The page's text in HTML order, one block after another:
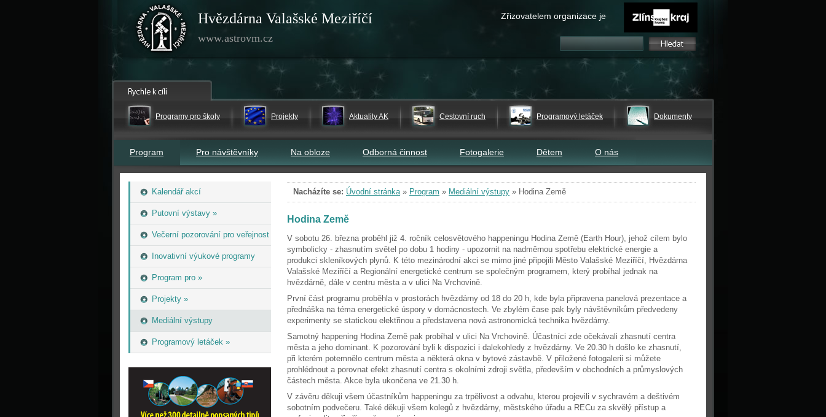
Hvězdárna Valašské Meziříčí
www.astrovm.cz
Zřizovatelem organizace je
Programy pro školy Projekty Aktuality AK Cestovní ruch Programový letáček Dokumenty
Program Pro návštěvníky Na obloze Odborná činnost Fotogalerie Dětem O nás
Kalendář akcí
Putovní výstavy »
Večerní pozorování pro veřejnost
Inovativní výukové programy
Program pro »
Projekty »
Mediální výstupy
Programový letáček »
Nacházíte se: Úvodní stránka» Program » Mediální výstupy » Hodina Země
Hodina Země
V sobotu 26. března proběhl již 4. ročník celosvětového happeningu Hodina Země (Earth Hour), jehož cílem bylo
symbolicky - zhasnutím světel po dobu 1 hodiny - upozornit na nadměrnou spotřebu elektrické energie a
produkci skleníkových plynů. K této mezinárodní akci se mimo jiné připojili Město Valašské Meziříčí, Hvězdárna
Valašské Meziříčí a Regionální energetické centrum se společným programem, který probíhal jednak na
hvězdárně, dále v centru města a v ulici Na Vrchovině.
První část programu proběhla v prostorách hvězdárny od 18 do 20 h, kde byla připravena panelová prezentace a
přednáška na téma energetické úspory v domácnostech. Ve zbylém čase pak byly návštěvníkům předvedeny
experimenty se statickou elektřinou a představena nová astronomická technika hvězdárny.
Samotný happening Hodina Země pak probíhal v ulici Na Vrchovině. Účastníci zde očekávali zhasnutí centra
města a jeho dominant. K pozorování byli k dispozici i dalekohledy z hvězdárny. Ve 20.30 h došlo ke zhasnutí,
při kterém potemnělo centrum města a některá okna v bytové zástavbě. V přiložené fotogalerii si můžete
prohlédnout a porovnat efekt zhasnutí centra s okolními zdroji světla, především v obchodních a průmyslových
částech města. Akce byla ukončena ve 21.30 h.
V závěru děkuji všem účastníkům happeningu za trpělivost a odvahu, kterou projevili v sychravém a deštivém
sobotním podvečeru. Také děkuji všem kolegů z hvězdárny, městského úřadu a RECu za skvělý přístup a